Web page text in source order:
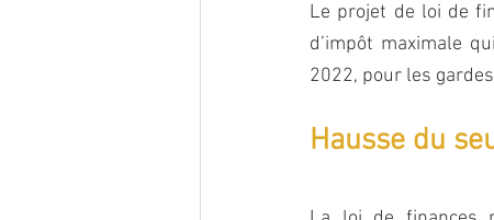
Le projet de loi de
d’impôt maximale
2022, pour les
Hausse du